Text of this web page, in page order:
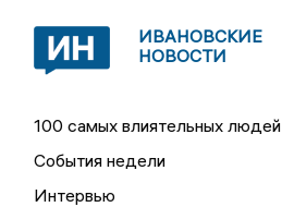
ИВАНОВСКИЕ
НОВОСТИ
100 самых влиятельных людей
События недели
Интервью